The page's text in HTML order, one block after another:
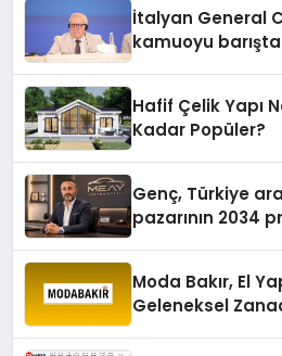
İtalyan General
kamuoyu
Hafif Çelik Yapı
Kadar Popüler?
Genç, Türkiye
pazarının 2034
Moda Bakır, El
Geleneksel